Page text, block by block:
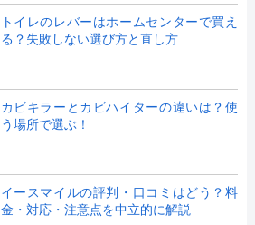
トイレのレバーはホームセンターで買え
る？失敗しない選び方と直し方
カビキラーとカビハイターの違いは？使
う場所で選ぶ！
イースマイルの評判・口コミはどう？料
金・対応・注意点を中立的に解説